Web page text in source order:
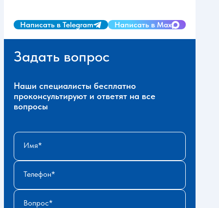
Написать в Telegram Написать в Max
Задать вопрос
Наши специалисты бесплатно
проконсультируют и ответят на все
вопросы
Имя
Телефон
Вопрос